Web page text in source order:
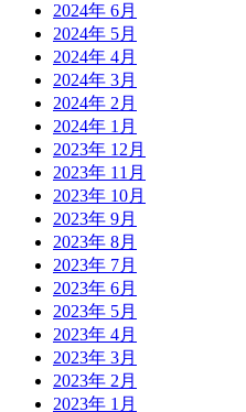
2024年 6月
2024年 5月
2024年 4月
2024年 3月
2024年 2月
2024年 1月
2023年 12月
2023年 11月
2023年 10月
2023年 9月
2023年 8月
2023年 7月
2023年 6月
2023年 5月
2023年 4月
2023年 3月
2023年 2月
2023年 1月